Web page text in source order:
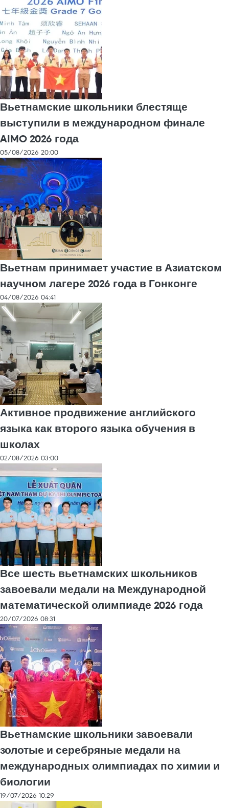
Вьетнамские школьники блестяще
выступили в международном финале
AIMO 2026 года
05/08/2026 20:00
Вьетнам принимает участие в Азиатском
научном лагере 2026 года в Гонконге
04/08/2026 04:41
Активное продвижение английского
языка как второго языка обучения в
школах
02/08/2026 03:00
Все шесть вьетнамских школьников
завоевали медали на Международной
математической олимпиаде 2026 года
20/07/2026 08:31
Вьетнамские школьники завоевали
золотые и серебряные медали на
международных олимпиадах по химии и
биологии
19/07/2026 10:29